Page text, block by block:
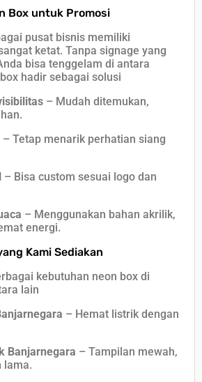
Box untuk Promosi
pusat bisnis memiliki
ketat. Tanpa signage yang
bisa tenggelam di antara
hadir sebagai solusi
– Mudah ditemukan,
– Tetap menarik perhatian siang
– Bisa custom sesuai logo dan
– Menggunakan bahan akrilik,
energi.
Kami Sediakan
kebutuhan neon box di
lain
– Hemat listrik dengan
Banjarnegara – Tampilan mewah,
lama.